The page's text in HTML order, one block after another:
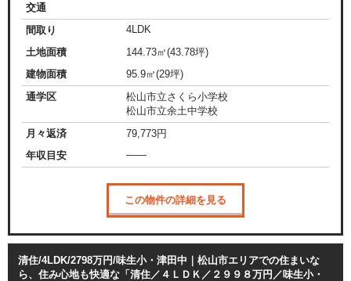
交通
間取り
4LDK
土地面積
144.73㎡(43.78坪)
建物面積
95.9㎡(29坪)
通学区
松山市立さくら小学校
松山市立余土中学校
月々返済
79,773円
年収目安
——
この物件の詳細を見る
清住/4LDK/2798万円/味生小・津田中｜松山市エリアでの住まいな
ら、住み心地も快適な「清住／４ＬＤＫ／２９９８万円／味生小・